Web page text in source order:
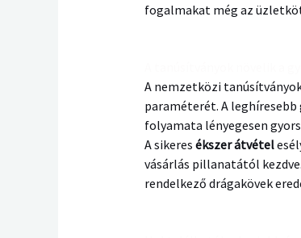
fogalmakat még az
A nemzetközi
paraméterét. A
folyamata lényegesen
A sikeres ékszer átvétel
vásárlás pillanatától
rendelkező drágakövek